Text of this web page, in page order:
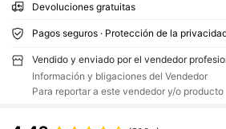
Devoluciones gratuitas
Pagos seguros · Protección de la
Vendido y enviado por el vendedor
Información y bligaciones del Vendedor
Para reportar a este vendedor y/o producto